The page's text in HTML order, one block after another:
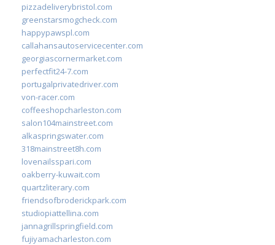
pizzadeliverybristol.com
greenstarsmogcheck.com
happypawspl.com
callahansautoservicecenter.com
georgiascornermarket.com
perfectfit24-7.com
portugalprivatedriver.com
von-racer.com
coffeeshopcharleston.com
salon104mainstreet.com
alkaspringswater.com
318mainstreet8h.com
lovenailsspari.com
oakberry-kuwait.com
quartzliterary.com
friendsofbroderickpark.com
studiopiattellina.com
jannagrillspringfield.com
fujiyamacharleston.com